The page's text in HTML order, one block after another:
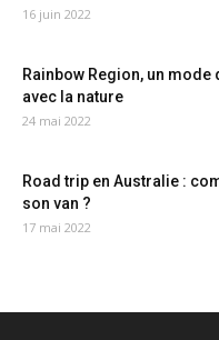
16 juin 2022
Rainbow Region, un mode
avec la nature
24 mai 2022
Road trip en Australie :
son van ?
17 mai 2022